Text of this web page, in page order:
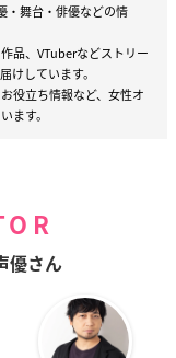
・舞台・俳優などの情
品、VTuberなどストリー
けしています。
役立ち情報など、女性オ
ます。
優さん